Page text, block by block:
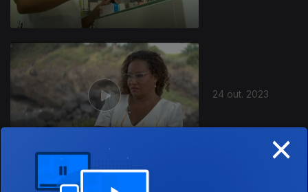
24 out. 2023
×